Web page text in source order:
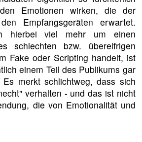
Emotionen wirken, die der
Empfangsgeräten erwartet.
hierbei viel mehr um einen
schlechten bzw. übereifrigen
Fake oder Scripting handelt, ist
einem Teil des Publikums gar
merkt schlichtweg, dass sich
verhalten - und das ist nicht
die von Emotionalität und